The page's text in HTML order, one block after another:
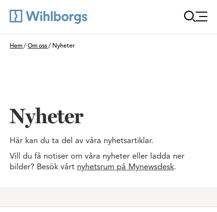
Du är här:
Hem / Om oss / Nyheter
Nyheter
Här kan du ta del av våra nyhetsartiklar.
Vill du få notiser om våra nyheter eller ladda ner
bilder? Besök vårt nyhetsrum på Mynewsdesk.